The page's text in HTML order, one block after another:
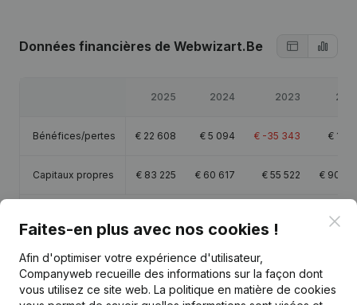
Données financières de Webwizart.Be
2025 2024 2023
Bénéfices/pertes € 22 608 € 5 094 € -35 343 € 1
Capitaux propres € 83 225 € 60 617 € 55 522 € 90
€ 14
Faites-en plus avec nos cookies !
Afin d'optimiser votre expérience d'utilisateur,
Companyweb recueille des informations sur la façon dont
vous utilisez ce site web. La politique en matière de cookies